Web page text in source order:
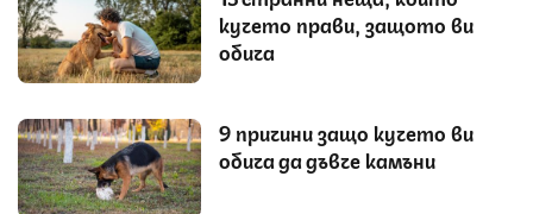
кучето прави, защото ви
обича
9 причини защо кучето ви
обича да дъвче камъни